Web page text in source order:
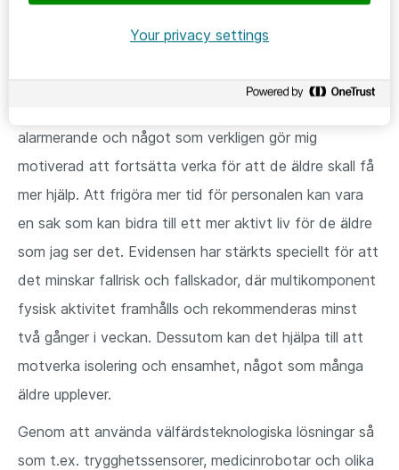
minut fysisk aktivitet per dag på måttlig intensitet,
alarmerande och något som verkligen gör mig
motiverad att fortsätta verka för att de äldre skall få
mer hjälp. Att frigöra mer tid för personalen kan vara
en sak som kan bidra till ett mer aktivt liv för de äldre
som jag ser det. Evidensen har stärkts speciellt för att
det minskar fallrisk och fallskador, där multikomponent
fysisk aktivitet framhålls och rekommenderas minst
två gånger i veckan. Dessutom kan det hjälpa till att
motverka isolering och ensamhet, något som många
äldre upplever.
Genom att använda välfärdsteknologiska lösningar så
som t.ex. trygghetssensorer, medicinrobotar och olika
Your privacy settings